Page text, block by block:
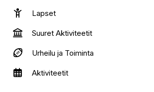
dette er tilfældet kan vi tage
og faldepuder med.
Strøm krav: 1 x 230v, 2000w
Underlag: Græs, Asfalt, IKKE grus
Lapset
Suuret Aktiviteetit
Urheilu ja Toiminta
Aktiviteetit